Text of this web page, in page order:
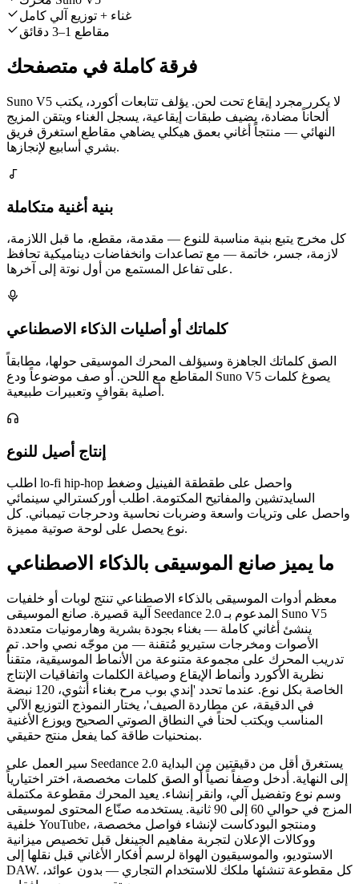
غناء + توزيع آلي كامل
مقاطع 1–3 دقائق
فرقة كاملة في متصفحك
Suno V5 لا يكرر مجرد إيقاع تحت لحن. يؤلف تتابعات أكورد، يكتب
ألحاناً مضادة، يضيف طبقات إيقاعية، يسجل الغناء ويتقن المزيج
النهائي — منتجاً أغاني بعمق هيكلي يضاهي مقاطع استغرق فريق
بشري أسابيع لإنجازها.
بنية أغنية متكاملة
كل مخرج يتبع بنية مناسبة للنوع — مقدمة، مقطع، ما قبل اللازمة،
لازمة، جسر، خاتمة — مع تصاعدات وانخفاضات ديناميكية تحافظ
على تفاعل المستمع من أول نوتة إلى آخرها.
كلماتك أو أصليات الذكاء الاصطناعي
الصق كلماتك الجاهزة وسيؤلف المحرك الموسيقى حولها، مطابقاً
المقاطع مع اللحن. أو صف موضوعاً ودع Suno V5 يصوغ كلمات
أصلية بقوافٍ وتعبيرات طبيعية.
إنتاج أصيل للنوع
اطلب lo-fi hip-hop واحصل على طقطقة الفينيل وضغط
السايدتشين والمفاتيح المكتومة. اطلب أوركسترالي سينمائي
واحصل على وتريات واسعة وضربات نحاسية ودحرجات تيمباني. كل
نوع يحصل على لوحة صوتية مميزة.
ما يميز صانع الموسيقى بالذكاء الاصطناعي
معظم أدوات الموسيقى بالذكاء الاصطناعي تنتج لوبات أو خلفيات
آلية قصيرة. صانع الموسيقى Seedance 2.0 المدعوم بـ Suno V5
ينشئ أغاني كاملة — بغناء بجودة بشرية وهارمونيات متعددة
الأصوات ومخرجات ستيريو مُتقنة — من موجّه نصي واحد. تم
تدريب المحرك على مجموعة متنوعة من الأنماط الموسيقية، متقناً
نظرية الأكورد وأنماط الإيقاع وصياغة الكلمات واتفاقيات الإنتاج
الخاصة بكل نوع. عندما تحدد 'إندي بوب مرح بغناء أنثوي، 120 نبضة
في الدقيقة، عن مطاردة الصيف'، يختار النموذج التوزيع الآلي
المناسب ويكتب لحناً في النطاق الصوتي الصحيح ويوزع الأغنية
بمنحنيات طاقة كما يفعل منتج حقيقي.
سير العمل على Seedance 2.0 يستغرق أقل من دقيقتين من البداية
إلى النهاية. أدخل وصفاً نصياً أو الصق كلمات مخصصة، اختر اختيارياً
وسم نوع وتفضيل آلي، وانقر إنشاء. يعيد المحرك مقطوعة مكتملة
المزج في حوالي 60 إلى 90 ثانية. يستخدمه صنّاع المحتوى لموسيقى
خلفية YouTube، ومنتجو البودكاست لإنشاء فواصل مخصصة،
ووكالات الإعلان لتجربة مفاهيم الجينغل قبل تخصيص ميزانية
الاستوديو، والموسيقيون الهواة لرسم أفكار الأغاني قبل نقلها إلى
DAW. كل مقطوعة تنشئها ملكك للاستخدام التجاري — بدون عوائد،